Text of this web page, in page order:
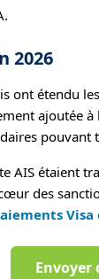
2026
ont étendu les
ajoutée
AIS étaient
des
Visa
Envoyer